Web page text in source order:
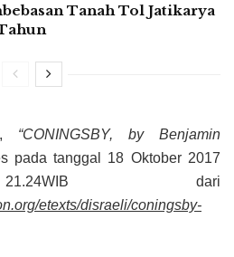
Tanah Tol Jatikarya
“CONINGSBY, by Benjamin
pada tanggal 18 Oktober 2017
dari
etexts/disraeli/coningsby-